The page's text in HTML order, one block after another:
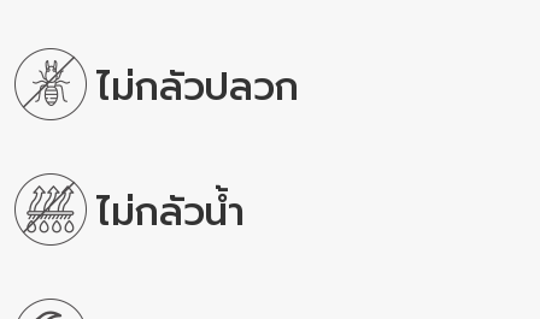
ไม่กลัวปลวก
ไม่กลัวน้ำ